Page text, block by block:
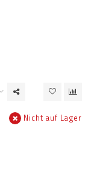
Nicht auf Lager